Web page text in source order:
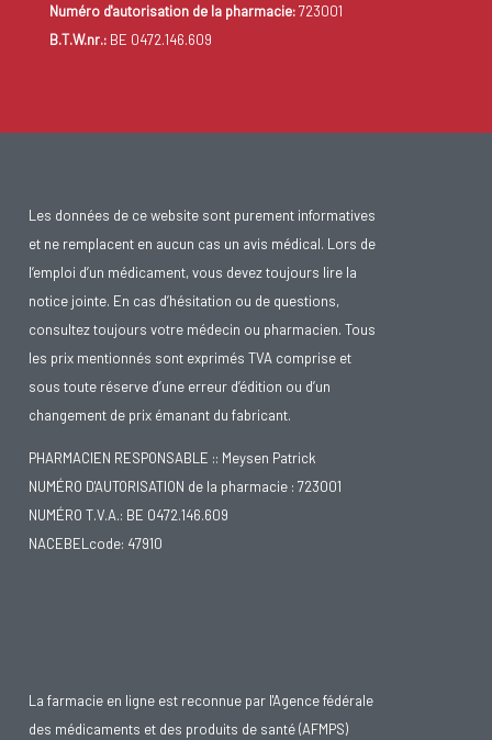
Numéro d'autorisation de la pharmacie:723001
B.T.W.nr.:BE 0472.146.609
Les données de ce website sont purement informatives
et ne remplacent en aucun cas un avis médical. Lors de
l’emploi d’un médicament, vous devez toujours lire la
notice jointe. En cas d’hésitation ou de questions,
consultez toujours votre médecin ou pharmacien. Tous
les prix mentionnés sont exprimés TVA comprise et
sous toute réserve d’une erreur d’édition ou d’un
changement de prix émanant du fabricant.
PHARMACIEN RESPONSABLE :: Meysen Patrick
NUMÉRO D'AUTORISATION de la pharmacie : 723001
NUMÉRO T.V.A.: BE 0472.146.609
NACEBELcode: 47910
La farmacie en ligne est reconnue par l'Agence fédérale
des médicaments et des produits de santé (AFMPS)